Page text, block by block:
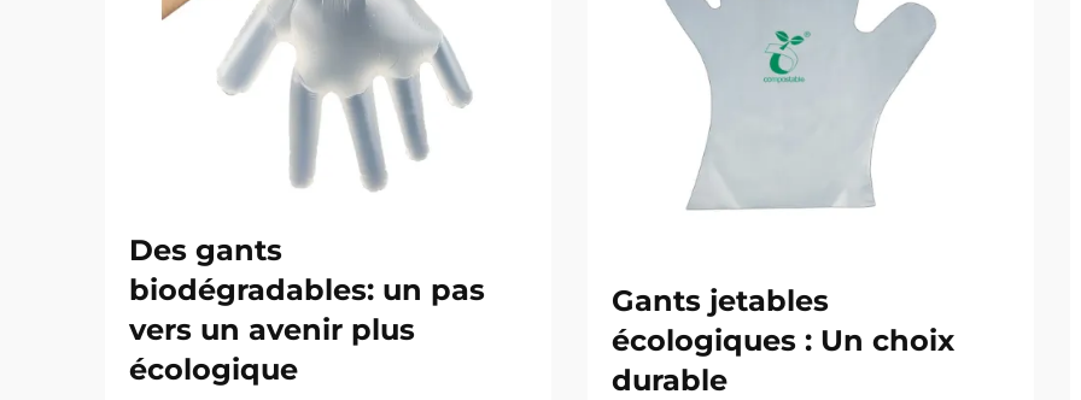
Des gants
biodégradables: un pas
vers un avenir plus
écologique
Gants jetables
écologiques : Un choix
durable